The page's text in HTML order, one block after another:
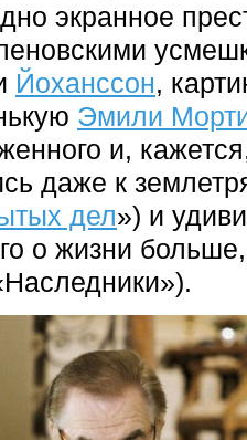
экранное
Йоханссон,
Эмили
и,
даже к
дел») и
о жизни